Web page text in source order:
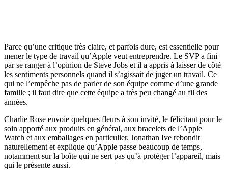
Parce qu’une critique très claire, et parfois dure, est essentielle pour
mener le type de travail qu’Apple veut entreprendre. Le SVP a fini
par se ranger à l’opinion de Steve Jobs et il a appris à laisser de côté
les sentiments personnels quand il s’agissait de juger un travail. Ce
qui ne l’empêche pas de parler de son équipe comme d’une grande
famille ; il faut dire que cette équipe a très peu changé au fil des
années.
Charlie Rose envoie quelques fleurs à son invité, le félicitant pour le
soin apporté aux produits en général, aux bracelets de l’Apple
Watch et aux emballages en particulier. Jonathan Ive rebondit
naturellement et explique qu’Apple passe beaucoup de temps,
notamment sur la boîte qui ne sert pas qu’à protéger l’appareil, mais
qui le présente aussi.